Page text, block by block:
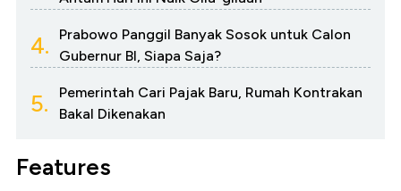
4.
Prabowo Panggil Banyak Sosok untuk Calon
Gubernur BI, Siapa Saja?
5.
Pemerintah Cari Pajak Baru, Rumah Kontrakan
Bakal Dikenakan
Features